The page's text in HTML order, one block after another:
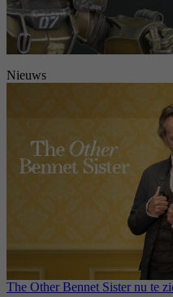
Nieuws
The Other Bennet Sister nu te